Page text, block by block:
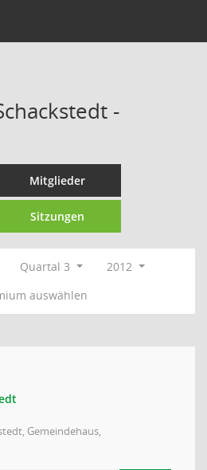
-
Mitglieder
Sitzungen
Quartal 3
2012
auswählen
Gemeindehaus,